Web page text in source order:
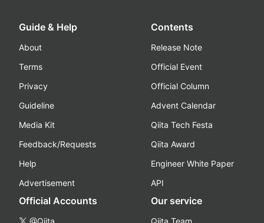
Guide & Help
About
Terms
Privacy
Guideline
Media Kit
Feedback/Requests
Help
Advertisement
Contents
Release Note
Official Event
Official Column
Advent Calendar
Qiita Tech Festa
Qiita Award
Engineer White Paper
API
Official Accounts
@Qiita
Our service
Qiita Team